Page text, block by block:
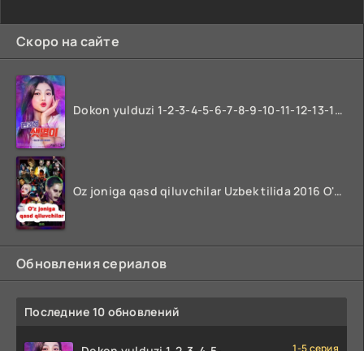
Скоро на сайте
Dokon yulduzi 1-2-3-4-5-6-7-8-9-10-11-12-13-14-15-16-17 Qism Uzbek tilida koreya seryali barcha qismlari o'zbek tilida
Oz joniga qasd qiluvchilar Uzbek tilida 2016 O'zbekcha tarjima kino 720p HD skachat
Обновления сериалов
Последние 10 обновлений